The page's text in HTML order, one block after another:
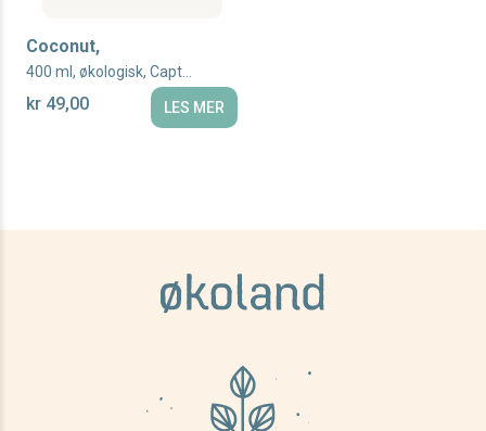
Coconut,
kr 49,00 LES MER